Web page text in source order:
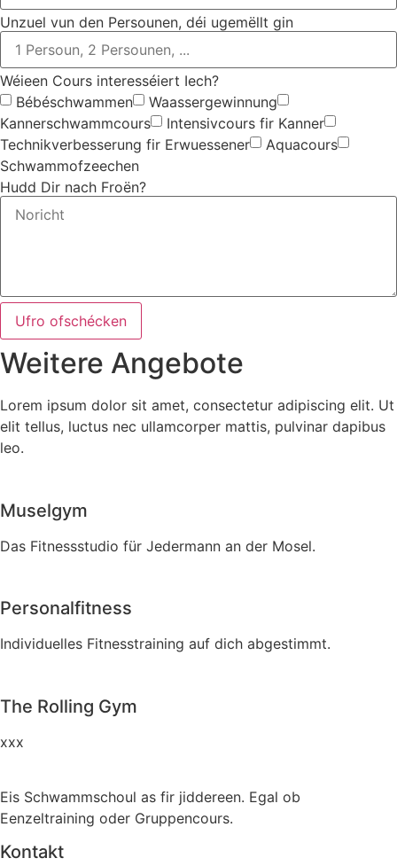
Unzuel vun den Persounen, déi ugemëllt gin
Wéieen Cours interesséiert Iech?
Bébéschwammen
Waassergewinnung
Kannerschwammcours
Intensivcours fir Kanner
Technikverbesserung fir Erwuessener
Aquacours
Schwammofzeechen
Hudd Dir nach Froën?
Ufro ofschécken
Weitere Angebote
Lorem ipsum dolor sit amet, consectetur adipiscing elit. Ut
elit tellus, luctus nec ullamcorper mattis, pulvinar dapibus
leo.
Muselgym
Das Fitnessstudio für Jedermann an der Mosel.
Personalfitness
Individuelles Fitnesstraining auf dich abgestimmt.
The Rolling Gym
xxx
Eis Schwammschoul as fir jiddereen. Egal ob
Eenzeltraining oder Gruppencours.
Kontakt